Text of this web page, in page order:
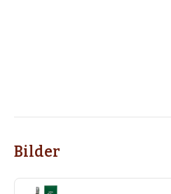
Bilder